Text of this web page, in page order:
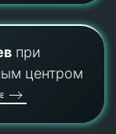
при
центром